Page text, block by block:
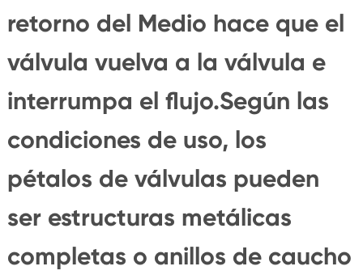
retorno del Medio hace que el
válvula vuelva a la válvula e
interrumpa el flujo.Según las
condiciones de uso, los
pétalos de válvulas pueden
ser estructuras metálicas
completas o anillos de caucho